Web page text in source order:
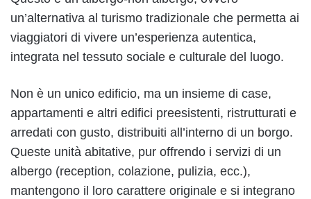
un’alternativa al turismo tradizionale che permetta ai
viaggiatori di vivere un’esperienza autentica,
integrata nel tessuto sociale e culturale del luogo.
Non è un unico edificio, ma un insieme di case,
appartamenti e altri edifici preesistenti, ristrutturati e
arredati con gusto, distribuiti all’interno di un borgo.
Queste unità abitative, pur offrendo i servizi di un
albergo (reception, colazione, pulizia, ecc.),
mantengono il loro carattere originale e si integrano